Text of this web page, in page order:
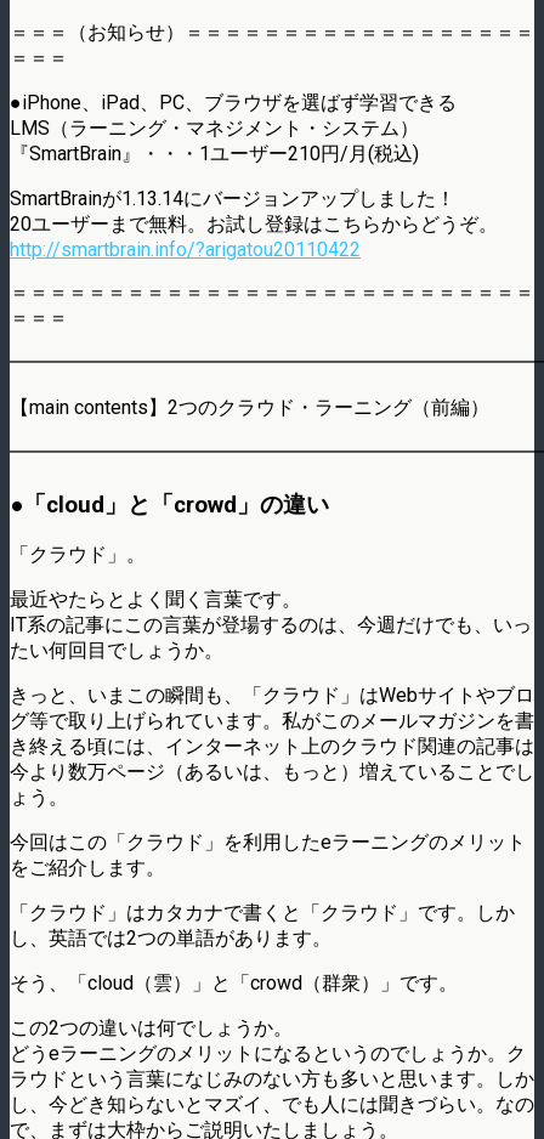
＝＝＝（お知らせ）＝＝＝＝＝＝＝＝＝＝＝＝＝＝＝＝＝＝
＝＝＝
●iPhone、iPad、PC、ブラウザを選ばず学習できる
LMS（ラーニング・マネジメント・システム）
『SmartBrain』・・・1ユーザー210円/月(税込)
SmartBrainが1.13.14にバージョンアップしました！
20ユーザーまで無料。お試し登録はこちらからどうぞ。
http://smartbrain.info/?arigatou20110422
＝＝＝＝＝＝＝＝＝＝＝＝＝＝＝＝＝＝＝＝＝＝＝＝＝＝＝
＝＝＝
【main contents】2つのクラウド・ラーニング（前編）
●「cloud」と「crowd」の違い
「クラウド」。
最近やたらとよく聞く言葉です。
IT系の記事にこの言葉が登場するのは、今週だけでも、いっ
たい何回目でしょうか。
きっと、いまこの瞬間も、「クラウド」はWebサイトやブロ
グ等で取り上げられています。私がこのメールマガジンを書
き終える頃には、インターネット上のクラウド関連の記事は
今より数万ページ（あるいは、もっと）増えていることでし
ょう。
今回はこの「クラウド」を利用したeラーニングのメリット
をご紹介します。
「クラウド」はカタカナで書くと「クラウド」です。しか
し、英語では2つの単語があります。
そう、「cloud（雲）」と「crowd（群衆）」です。
この2つの違いは何でしょうか。
どうeラーニングのメリットになるというのでしょうか。ク
ラウドという言葉になじみのない方も多いと思います。しか
し、今どき知らないとマズイ、でも人には聞きづらい。なの
で、まずは大枠からご説明いたしましょう。